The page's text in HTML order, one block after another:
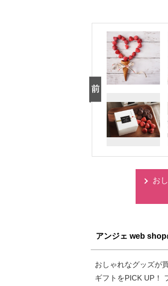
お
アンジェ web shop
おしゃれなグッズが
ギフトをPICK UP！